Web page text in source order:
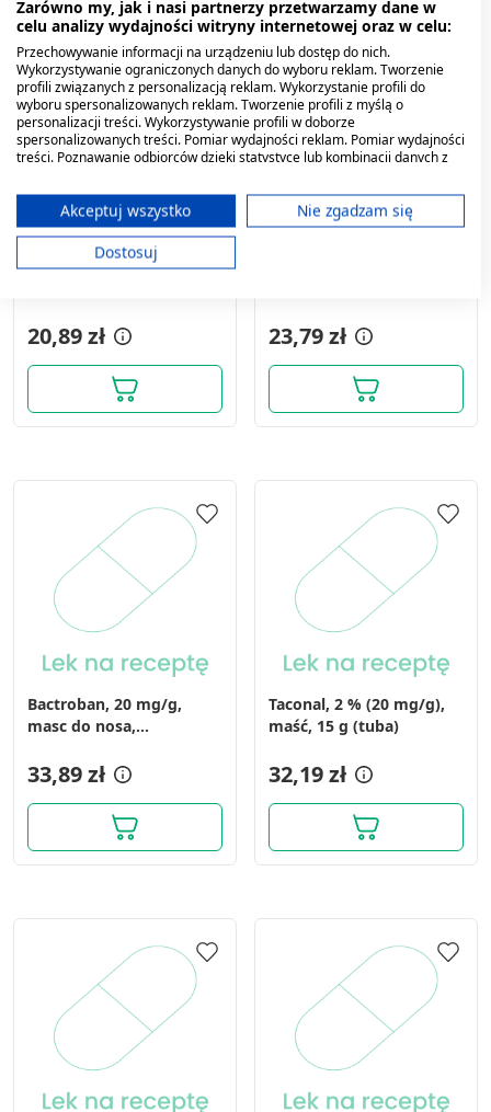
Bactroban, 2%, maść, 15
20,89 zł 23,79 zł
Bactroban, 20 mg/g,
masc do nosa,
33,89 zł
Taconal, 2 % (20 mg/g),
maść, 15 g (tuba)
32,19 zł
Zarówno my, jak i nasi partnerzy przetwarzamy dane w
celu analizy wydajności witryny internetowej oraz w celu:
Przechowywanie informacji na urządzeniu lub dostęp do nich.
Wykorzystywanie ograniczonych danych do wyboru reklam. Tworzenie
profili związanych z personalizacją reklam. Wykorzystanie profili do
wyboru spersonalizowanych reklam. Tworzenie profili z myślą o
personalizacji treści. Wykorzystywanie profili w doborze
spersonalizowanych treści. Pomiar wydajności reklam. Pomiar wydajności
treści. Poznawanie odbiorców dzięki statystyce lub kombinacji danych z
ograniczonych danych do wyboru treści.
Dane mogą być udostępniane poza Unię Europejską i wysyłane do USA.
Twoja zgoda i polityka cookie dotyczą wyłącznie tej witryny/aplikacji.
Wyświetl listę partnerów (11 dostawców IAB)
Przechowywanie informacji na urządzeniu
lub dostęp do nich
Wykorzystywanie ograniczonych danych do
wyboru reklam
Tworzenie profili w celu
Wykorzystanie profili do wyboru
spersonalizowanych reklam
Tworzenie profili w celu personalizacji treści
Wykorzystywanie profili w celu doboru
spersonalizowanych treści
Pomiar efektywności reklam
Rozumienie odbiorców dzięki statystyce lub
kombinacji danych z różnych źródeł
Rozwój i ulepszanie usług
Wykorzystywanie ograniczonych danych do
Funkcje specjalne IAB:
Użycie dokładnych danych
geolokalizacyjnych
Identyfikowanie urządzeń na podstawie
Akceptuj wszystko
Nie zgadzam się
Dostosuj